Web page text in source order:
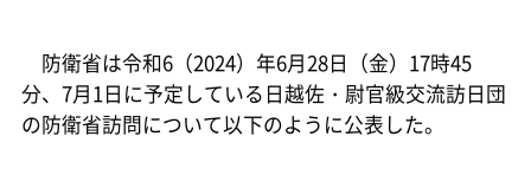
防衛省は令和6（2024）年6月28日（金）17時45
分、7月1日に予定している日越佐・尉官級交流訪日団
の防衛省訪問について以下のように公表した。